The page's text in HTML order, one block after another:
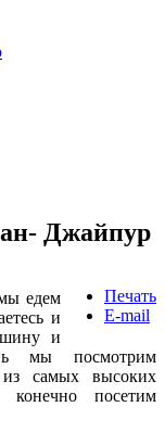
Джайпур
Печать
E-mail
едем
и
и
мы посмотрим
самых высоких
посетим